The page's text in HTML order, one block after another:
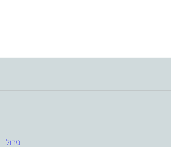
ניהול